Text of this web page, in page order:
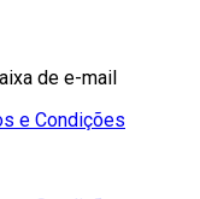
de e-mail
e Condições